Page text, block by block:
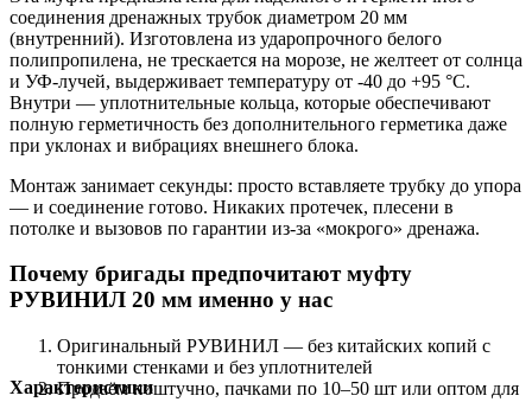
соединения дренажных трубок диаметром 20 мм
(внутренний). Изготовлена из ударопрочного белого
полипропилена, не трескается на морозе, не желтеет от солнца
и УФ-лучей, выдерживает температуру от -40 до +95 °C.
Внутри — уплотнительные кольца, которые обеспечивают
полную герметичность без дополнительного герметика даже
при уклонах и вибрациях внешнего блока.
Монтаж занимает секунды: просто вставляете трубку до упора
— и соединение готово. Никаких протечек, плесени в
потолке и вызовов по гарантии из-за «мокрого» дренажа.
Почему бригады предпочитают муфту
РУВИНИЛ 20 мм именно у нас
Оригинальный РУВИНИЛ — без китайских копий с
тонкими стенками и без уплотнителей
Продаём поштучно, пачками по 10–50 шт или оптом для
Характеристики